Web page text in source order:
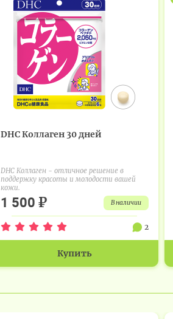
DHC Коллаген 30 дней
DHC Коллаген - отличное решение в
поддержку красоты и молодости вашей
кожи.
1 500 ₽ в наличии
2
Купить